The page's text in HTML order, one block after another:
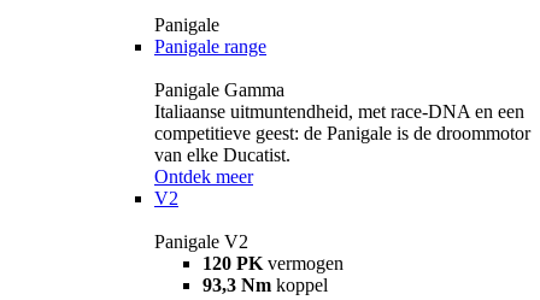
Panigale
Panigale range
Panigale Gamma
Italiaanse uitmuntendheid, met race-DNA en een
competitieve geest: de Panigale is de droommotor
van elke Ducatist.
Ontdek meer
V2
Panigale V2
120 PK vermogen
93,3 Nm koppel